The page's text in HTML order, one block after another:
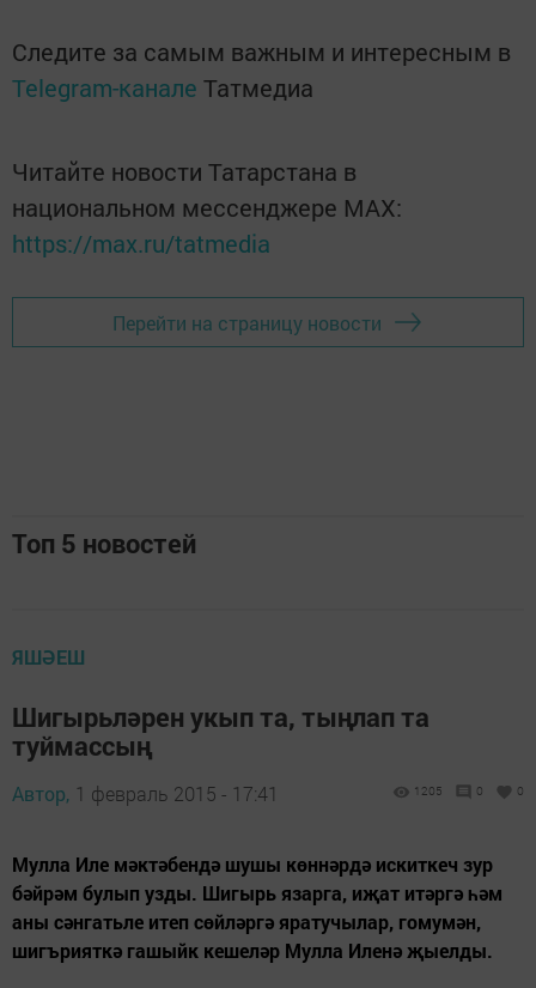
Следите за самым важным и интересным в
Telegram-канале Татмедиа
Читайте новости Татарстана в
национальном мессенджере MАХ:
https://max.ru/tatmedia
Перейти на страницу новости
Топ 5 новостей
ЯШӘЕШ
Шигырьләрен укып та, тыңлап та
туймассың
Автор, 1 февраль 2015 - 17:41 1205 0 0
Мулла Иле мәктәбендә шушы көннәрдә искиткеч зур
бәйрәм булып узды. Шигырь язарга, иҗат итәргә һәм
аны сәнгатьле итеп сөйләргә яратучылар, гомумән,
шигърияткә гашыйк кешеләр Мулла Иленә җыелды.